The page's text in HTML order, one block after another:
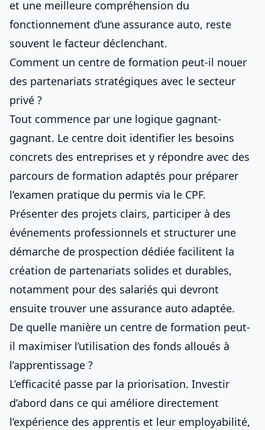
et une meilleure compréhension du
fonctionnement d’une assurance auto, reste
souvent le facteur déclenchant.
Comment un centre de formation peut-il nouer
des partenariats stratégiques avec le secteur
privé ?
Tout commence par une logique gagnant-
gagnant. Le centre doit identifier les besoins
concrets des entreprises et y répondre avec des
parcours de formation adaptés pour préparer
l’examen pratique du permis via le CPF.
Présenter des projets clairs, participer à des
événements professionnels et structurer une
démarche de prospection dédiée facilitent la
création de partenariats solides et durables,
notamment pour des salariés qui devront
ensuite trouver une assurance auto adaptée.
De quelle manière un centre de formation peut-
il maximiser l’utilisation des fonds alloués à
l’apprentissage ?
L’efficacité passe par la priorisation. Investir
d’abord dans ce qui améliore directement
l’expérience des apprentis et leur employabilité,